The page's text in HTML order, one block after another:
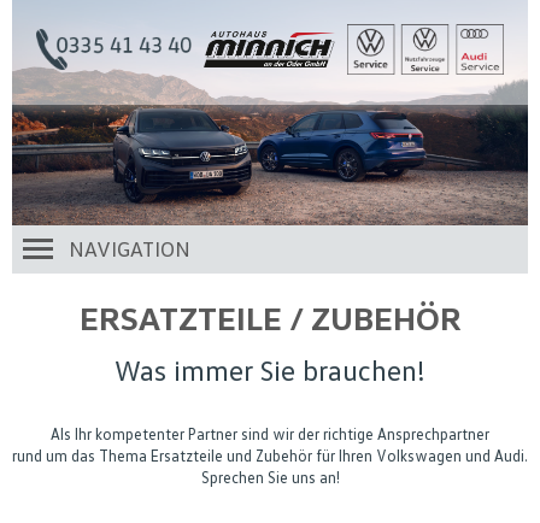
NAVIGATION
ERSATZTEILE / ZUBEHÖR
Was immer Sie brauchen!
Als Ihr kompetenter Partner sind wir der richtige Ansprechpartner
rund um das Thema Ersatzteile und Zubehör für Ihren Volkswagen und Audi.
Sprechen Sie uns an!